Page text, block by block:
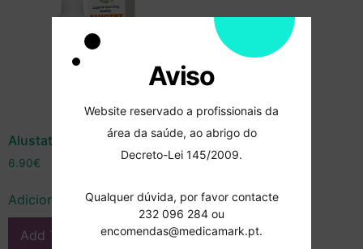
Alustat – 10g Cerkamed
6.90€
Adicionar
Add To Compare
Aviso
Website reservado a profissionais da
área da saúde, ao abrigo do
Decreto-Lei 145/2009.
Qualquer dúvida, por favor contacte
232 096 284 ou
encomendas@medicamark.pt.